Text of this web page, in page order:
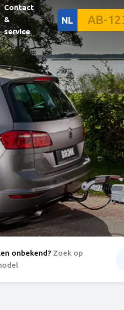
Contact
&
service
NL
onbekend? Zoek op